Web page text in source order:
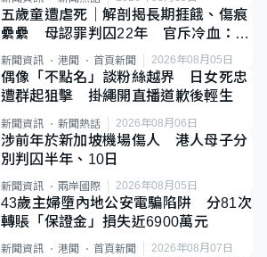
五歲童遭虐死｜解剖揭長期捱餓、傷痕
纍纍 母認罪判囚22年 官斥冷血：同
類案最惡劣
新聞資訊 港聞 首頁新聞 2026年08月05日
偶像「不點名」談粉絲越界 日女死忠
遭群起狙擊 掛繩開直播道歉後輕生
新聞資訊 新聞熱話 2026年08月06日
涉前年於新加坡機場傷人 港人母子分
別判囚半年、10日
新聞資訊 兩岸國際 2026年08月05日
43歲主婦墮內地公安電騙陷阱 分81次
轉賬「保證金」損失近6900萬元
新聞資訊 港聞 首頁新聞 2026年08月07日